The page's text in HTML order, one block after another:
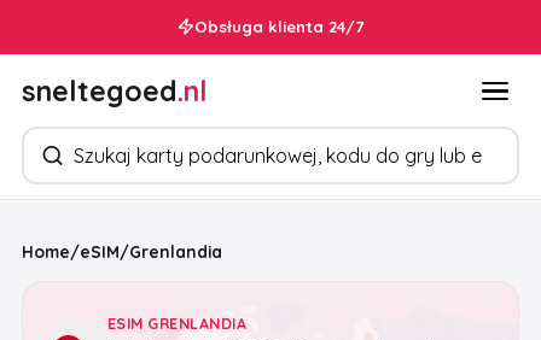
Obsługa klienta 24/7
sneltegoed.nl
Szukaj produktów
Home/eSIM/Grenlandia
ESIM GRENLANDIA